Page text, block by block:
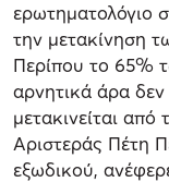
ερωτηματολόγιο
την μετακίνηση
Περίπου το 65%
αρνητικά άρα
μετακινείται
Αριστεράς Πέτη
εξωδικού,